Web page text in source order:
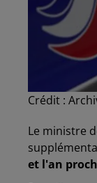
Crédit :
Le ministre
et l'an